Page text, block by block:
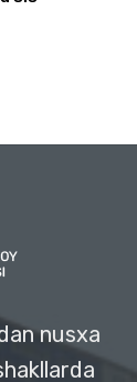
nusxa